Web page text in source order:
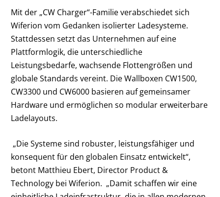
Mit der „CW Charger“-Familie verabschiedet sich
Wiferion vom Gedanken isolierter Ladesysteme.
Stattdessen setzt das Unternehmen auf eine
Plattformlogik, die unterschiedliche
Leistungsbedarfe, wachsende Flottengrößen und
globale Standards vereint. Die Wallboxen CW1500,
CW3300 und CW6000 basieren auf gemeinsamer
Hardware und ermöglichen so modular erweiterbare
Ladelayouts.
„Die Systeme sind robuster, leistungsfähiger und
konsequent für den globalen Einsatz entwickelt“,
betont Matthieu Ebert, Director Product &
Technology bei Wiferion. „Damit schaffen wir eine